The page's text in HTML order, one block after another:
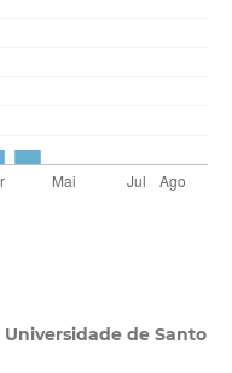
Universidade de Santo